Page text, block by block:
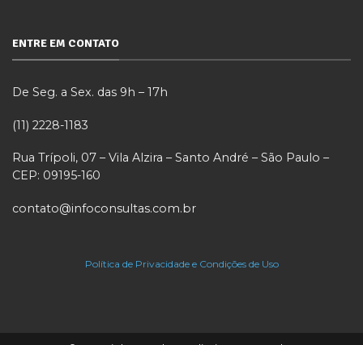
ENTRE EM CONTATO
De Seg. a Sex. das 9h – 17h
(11) 2228-1183
Rua Trípoli, 07 – Vila Alzira – Santo André – São Paulo –
CEP: 09195-160
contato@infoconsultas.com.br
Política de Privacidade e Condições de Uso